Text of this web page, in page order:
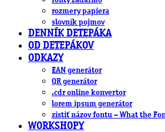
rozmery papiera
slovník pojmov
DENNÍK DETEPÁKA
OD DETEPÁKOV
ODKAZY
EAN generátor
QR generátor
.cdr online konvertor
lorem ipsum generátor
zistiť názov fontu – What the
WORKSHOPY